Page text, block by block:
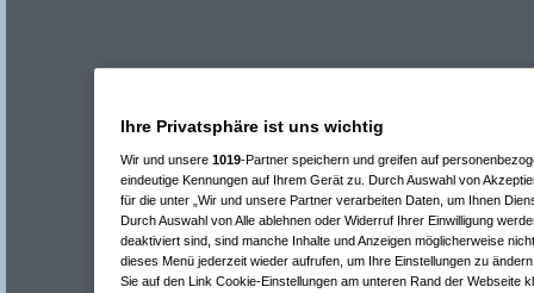
Ihre Privatsphäre ist uns wichtig
Wir und unsere 1019-Partner speichern und greifen auf
eindeutige Kennungen auf Ihrem Gerät zu. Durch Auswahl von
für die unter „Wir und unsere Partner verarbeiten Daten, um Ihnen
Durch Auswahl von Alle ablehnen oder Widerruf Ihrer Einwilligung
deaktiviert sind, sind manche Inhalte und Anzeigen möglicherweise
dieses Menü jederzeit wieder aufrufen, um Ihre Einstellungen zu
Sie auf den Link Cookie-Einstellungen am unteren Rand der Webseite